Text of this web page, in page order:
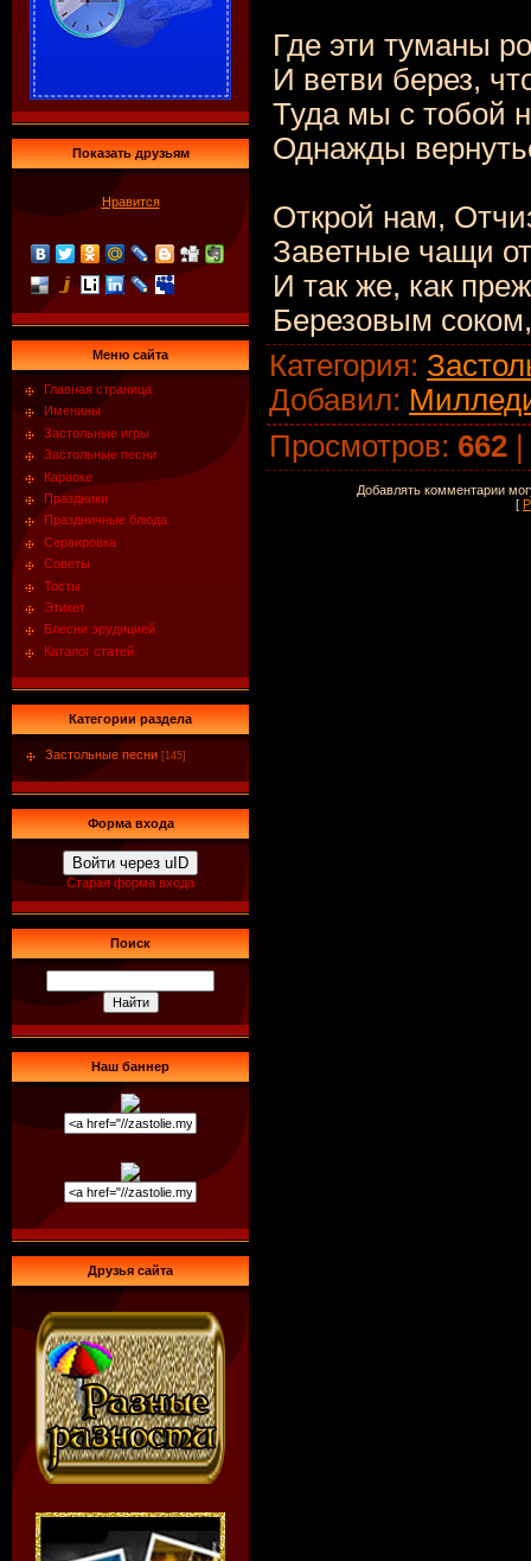
Показать друзьям
Нравится
Меню сайта
Главная страница
Именины
Застольные игры
Застольные песни
Караоке
Праздники
Праздничные блюда
Сервировка
Советы
Тосты
Этикет
Блесни эрудицией
Каталог статей
Категории раздела
Застольные песни [145]
Форма входа
Войти через uID
Старая форма входа
Поиск
Наш баннер
Друзья сайта
Где эти туманы
И ветви берез,
Туда мы с тобой
Однажды
Открой нам,
Заветные чащи
И так же, как
Березовым
Категория:
Добавил:
Просмотров: 662 |
Добавлять комментарии
[